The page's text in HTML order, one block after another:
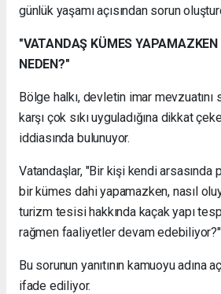
günlük yaşamı açısından sorun
"VATANDAŞ KÜMES YAPAMAZKEN
NEDEN?"
Bölge halkı, devletin imar mevzuatını
karşı çok sıkı uyguladığına dikkat
iddiasında bulunuyor.
Vatandaşlar, "Bir kişi kendi arsasında
bir kümes dahi yapamazken, nasıl
turizm tesisi hakkında kaçak yapı
rağmen faaliyetler devam
Bu sorunun yanıtının kamuoyu adına
ifade ediliyor.